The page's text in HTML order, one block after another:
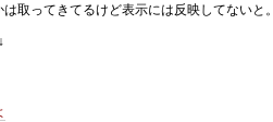
取ってきてるけど表示には反映してないと。